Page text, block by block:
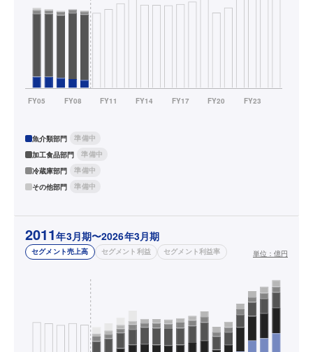
魚介類部門
準備中
加工食品部門
準備中
冷蔵庫部門
準備中
その他部門
準備中
2011年3月期〜2026年3月期
セグメント売上高 セグメント利益 セグメント利益率 単位： 億円